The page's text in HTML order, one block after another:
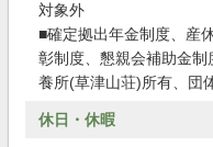
対象外
■確定拠出年金制度、産
彰制度、懇親会補助金
養所(草津山荘)所有、団
休日・休暇